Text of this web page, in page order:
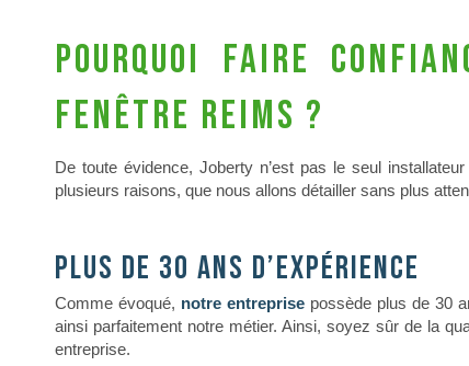
Pourquoi faire
fenêtre Reims ?
De toute évidence, Joberty n’est pas le seul
plusieurs raisons, que nous allons détailler sans plus
Plus de 30 ans d’expérience
Comme évoqué, notre entreprise possède plus de 30
ainsi parfaitement notre métier. Ainsi, soyez sûr de la
entreprise.